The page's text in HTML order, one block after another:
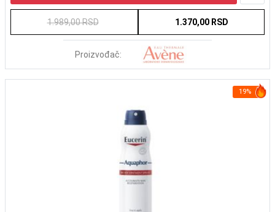
1.989,00 RSD 1.370,00 RSD
Proizvođač:
19%